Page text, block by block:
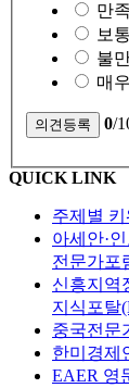
만족
보통
불
매
0/
QUICK LINK
주제별 키
아세안·
전문가포
신흥지역
지식포탈
중국전문
한미경제
EAER 영